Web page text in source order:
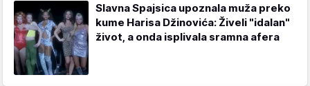
Slavna Spajsica upoznala muža preko
kume Harisa Džinovića: Živeli "idalan"
život, a onda isplivala sramna afera